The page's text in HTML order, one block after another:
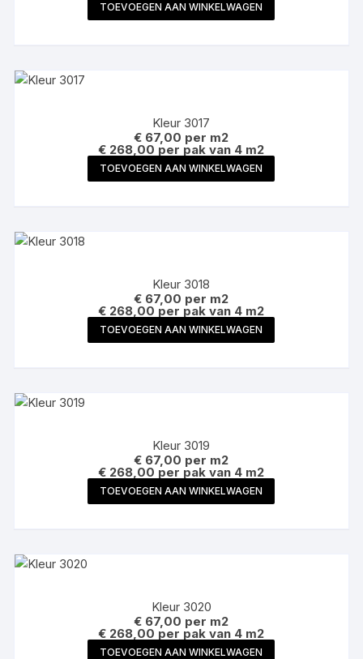
TOEVOEGEN AAN WINKELWAGEN
Kleur 3017
€ 67,00 per m2
€ 268,00 per pak van 4 m2
TOEVOEGEN AAN WINKELWAGEN
Kleur 3018
€ 67,00 per m2
€ 268,00 per pak van 4 m2
TOEVOEGEN AAN WINKELWAGEN
Kleur 3019
€ 67,00 per m2
€ 268,00 per pak van 4 m2
TOEVOEGEN AAN WINKELWAGEN
Kleur 3020
€ 67,00 per m2
€ 268,00 per pak van 4 m2
TOEVOEGEN AAN WINKELWAGEN